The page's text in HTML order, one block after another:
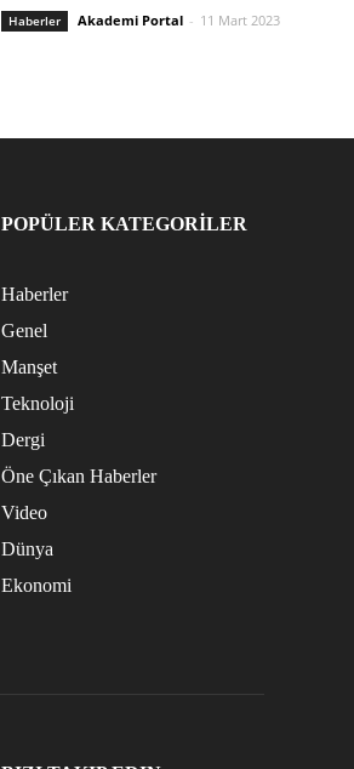
Haberler Akademi Portal - 11 Mart 2023
POPÜLER KATEGORİLER
Haberler
Genel
Manşet
Teknoloji
Dergi
Öne Çıkan Haberler
Video
Dünya
Ekonomi